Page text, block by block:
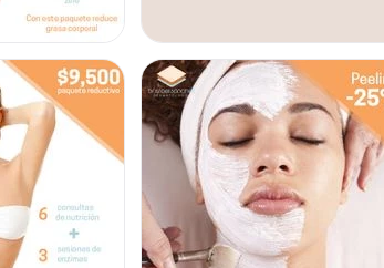
CONTACTAR
ELIMINACIÓN DE
Los fibromas blandos,
piel localizado con
aparecen por diversos
y la edad, el método